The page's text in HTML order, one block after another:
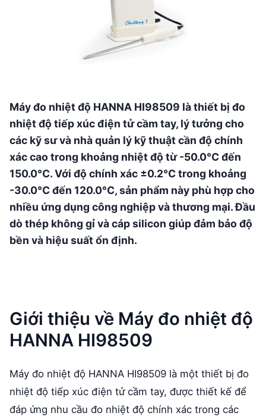
Máy đo nhiệt độ HANNA HI98509 là thiết bị đo
nhiệt độ tiếp xúc điện tử cầm tay, lý tưởng cho
các kỹ sư và nhà quản lý kỹ thuật cần độ chính
xác cao trong khoảng nhiệt độ từ -50.0°C đến
150.0°C. Với độ chính xác ±0.2°C trong khoảng
-30.0°C đến 120.0°C, sản phẩm này phù hợp cho
nhiều ứng dụng công nghiệp và thương mại. Đầu
dò thép không gỉ và cáp silicon giúp đảm bảo độ
bền và hiệu suất ổn định.
Giới thiệu về Máy đo nhiệt độ
HANNA HI98509
Máy đo nhiệt độ HANNA HI98509 là một thiết bị đo
nhiệt độ tiếp xúc điện tử cầm tay, được thiết kế để
đáp ứng nhu cầu đo nhiệt độ chính xác trong các